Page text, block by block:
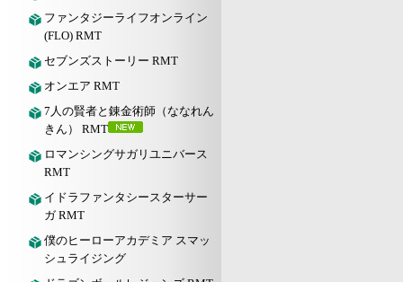
ファンタジーライフオンライン
(FLO) RMT
セブンズストーリー RMT
オンエア RMT
7人の賢者と錬金術師（ななれん
きん） RMT
ロマンシングサガリユニバース
RMT
イドラファンタシースターサー
ガ RMT
僕のヒーローアカデミア スマッ
シュライジング